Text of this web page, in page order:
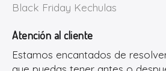
Black Friday Kechulas
Atención al cliente
Estamos encantados de